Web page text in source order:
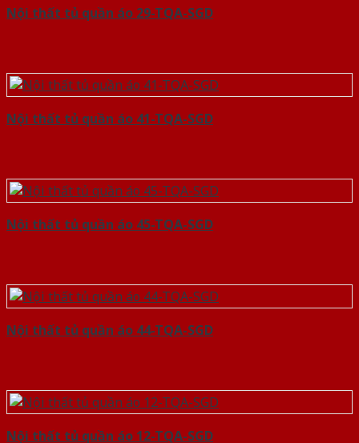
Nội thất tủ quần áo 29-TQA-SGD
Nội thất tủ quần áo 41-TQA-SGD
Nội thất tủ quần áo 45-TQA-SGD
Nội thất tủ quần áo 44-TQA-SGD
Nội thất tủ quần áo 12-TQA-SGD